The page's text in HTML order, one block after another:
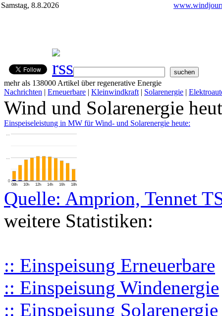
Samstag, 8.8.2026
mehr als 138000 Artikel über regenerative Energie
Nachrichten | Erneuerbare | Kleinwindkraft | Solarenergie |
Wind und Solarenergie
Einspeiseleistung in MW für Wind- und Solarenergie heute:
08h 10h 12h 14h 16h 18h
0
…
…
Quelle: Amprion, Tennet
weitere Statistiken:
:: Einspeisung Erneuerbare
:: Einspeisung Windenergie
:: Einspeisung Solarenergie